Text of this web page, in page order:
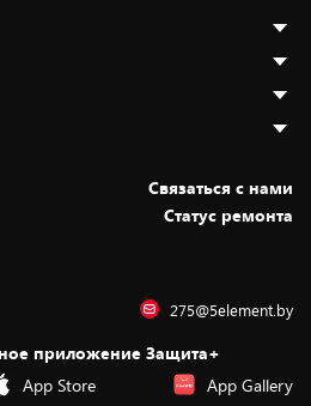
Cвязаться с нами
Статус ремонта
275@5element.by
приложение Защита+
App Store App Gallery